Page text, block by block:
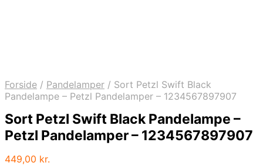
Forside / Pandelamper / Sort Petzl Swift Black
Pandelampe – Petzl Pandelamper – 1234567897907
Sort Petzl Swift Black Pandelampe –
Petzl Pandelamper – 1234567897907
449,00 kr.